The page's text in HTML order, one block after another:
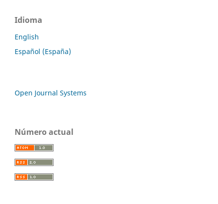
Idioma
English
Español (España)
Open Journal Systems
Número actual